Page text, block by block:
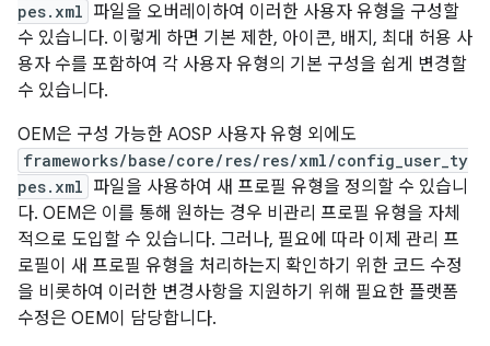
pes.xml 파일을 오버레이하여 이러한 사용자 유형을 구성할
수 있습니다. 이렇게 하면 기본 제한, 아이콘, 배지, 최대 허용 사
용자 수를 포함하여 각 사용자 유형의 기본 구성을 쉽게 변경할
수 있습니다.
OEM은 구성 가능한 AOSP 사용자 유형 외에도
frameworks/base/core/res/res/xml/config_user_ty
pes.xml 파일을 사용하여 새 프로필 유형을 정의할 수 있습니
다. OEM은 이를 통해 원하는 경우 비관리 프로필 유형을 자체
적으로 도입할 수 있습니다. 그러나, 필요에 따라 이제 관리 프
로필이 새 프로필 유형을 처리하는지 확인하기 위한 코드 수정
을 비롯하여 이러한 변경사항을 지원하기 위해 필요한 플랫폼
수정은 OEM이 담당합니다.